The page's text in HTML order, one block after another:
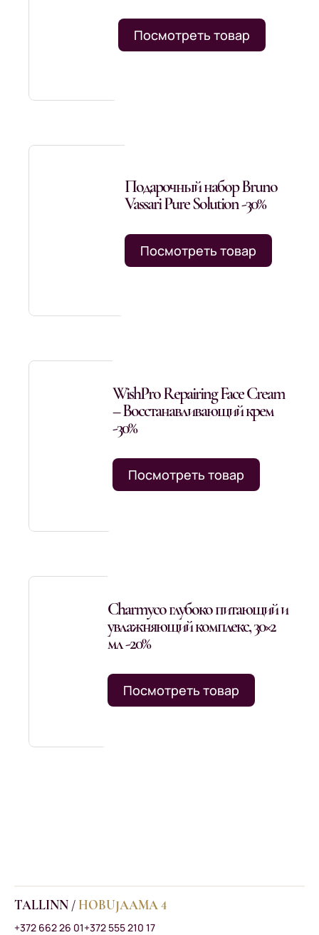
Посмотреть товар
Подарочный набор Bruno
Vassari Pure Solution -30%
Посмотреть товар
WishPro Repairing Face Cream
– Восстанавливающий крем
-30%
Посмотреть товар
Charmyco глубоко питающий и
увлажняющий комплекс, 30×2
мл -20%
Посмотреть товар
TALLINN / HOBUJAAMA 4
+372 662 26 01+372 555 210 17